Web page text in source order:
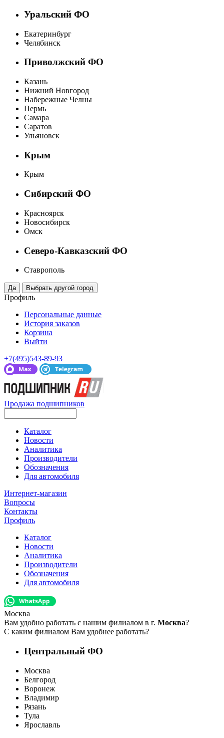
Уральский ФО
Екатеринбург
Челябинск
Приволжский ФО
Казань
Нижний Новгород
Набережные Челны
Пермь
Самара
Саратов
Ульяновск
Крым
Крым
Сибирский ФО
Красноярск
Новосибирск
Омск
Северо-Кавказский ФО
Ставрополь
Профиль
Персональные данные
История заказов
Корзина
Выйти
+7(495)543-89-93
Продажа подшипников
Каталог
Новости
Аналитика
Производители
Обозначения
Для автомобиля
Интернет-магазин
Вопросы
Контакты
Профиль
Каталог
Новости
Аналитика
Производители
Обозначения
Для автомобиля
Москва
Вам удобно работать с нашим филиалом в г. Москва?
С каким филиалом Вам удобнее работать?
Центральный ФО
Москва
Белгород
Воронеж
Владимир
Рязань
Тула
Ярославль